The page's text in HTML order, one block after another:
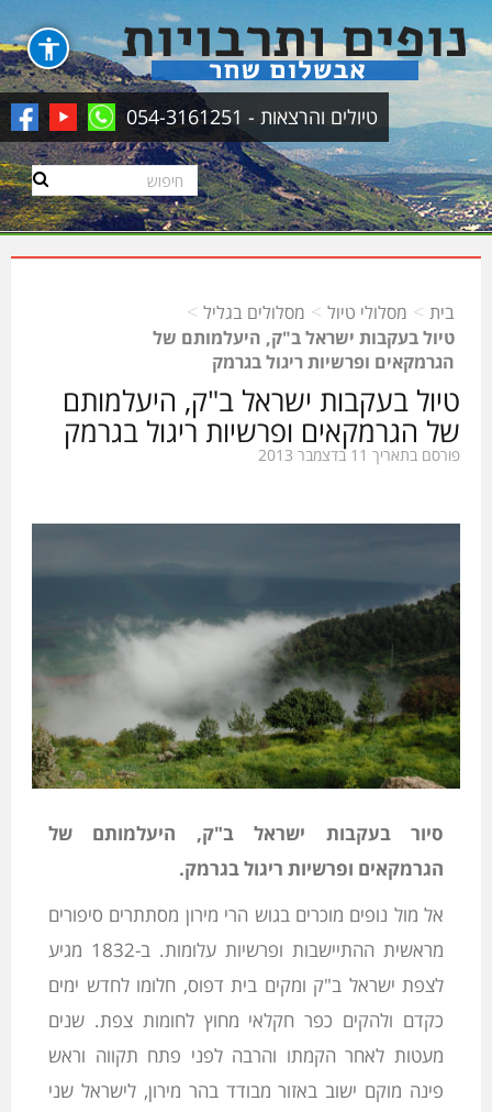
טיולים והרצאות - 054-3161251
בית > מסלולי טיול > מסלולים בגליל >
טיול בעקבות ישראל ב"ק, היעלמותם של
הגרמקאים ופרשיות ריגול בגרמק
טיול בעקבות ישראל ב"ק, היעלמותם
של הגרמקאים ופרשיות ריגול בגרמק
פורסם בתאריך 11 בדצמבר 2013
סיור בעקבות ישראל ב"ק, היעלמותם של
הגרמקאים ופרשיות ריגול בגרמק.
אל מול נופים מוכרים בגוש הרי מירון מסתתרים סיפורים
מראשית ההתיישבות ופרשיות עלומות. ב-1832 מגיע
לצפת ישראל ב"ק ומקים בית דפוס, חלומו לחדש ימים
כקדם ולהקים כפר חקלאי מחוץ לחומות צפת. שנים
מעטות לאחר הקמתו והרבה לפני פתח תקווה וראש
פינה מוקם ישוב באזור מבודד בהר מירון, לישראל שני